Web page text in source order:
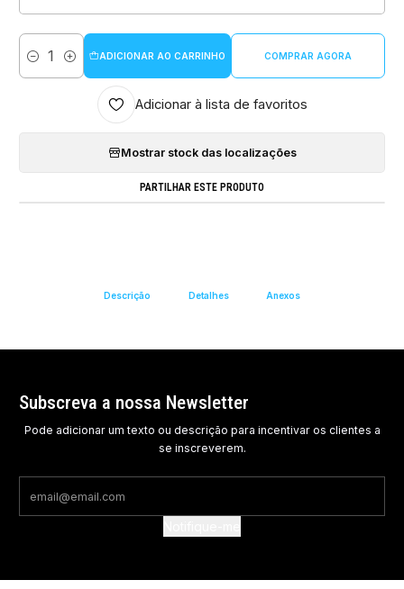
Quantidade
ADICIONAR AO CARRINHO COMPRAR AGORA
Adicionar à lista de favoritos
Mostrar stock das localizações
PARTILHAR ESTE PRODUTO
Descrição Detalhes Anexos
Subscreva a nossa Newsletter
Pode adicionar um texto ou descrição para incentivar os clientes a
se inscreverem.